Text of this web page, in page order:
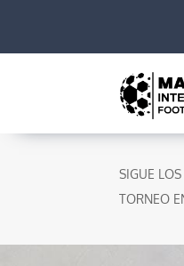
SIGUE LOS
TORNEO